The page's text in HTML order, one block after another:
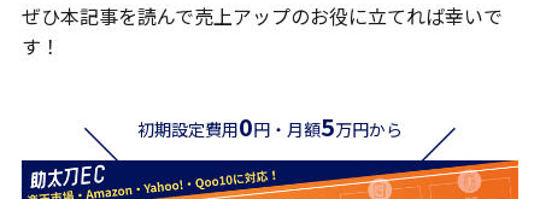
ぜひ本記事を読んで売上アップのお役に立てれば幸いで
す！
初期設定費用0円・月額5万円から